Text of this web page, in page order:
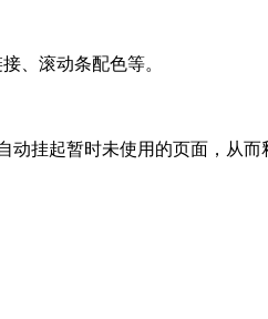
、滚动条配色等。
挂起暂时未使用的页面，从而